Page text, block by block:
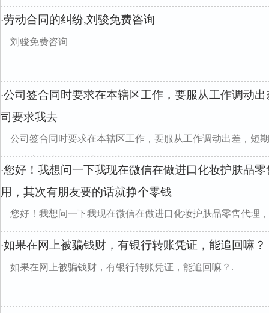
·劳动合同的纠纷,刘骏免费咨询
刘骏免费咨询
·公司签合同时要求在本辖区工作，要服从工作调动
司要求我去
公司签合同时要求在本辖区工作，要服从工作调动出差，短
远的地方上班，我没法去，加50元我油钱都不够，来...
·您好！我想问一下我现在微信在做进口化妆护肤品
用，其次有朋友要的话就挣个零钱
您好！我想问一下我现在微信在做进口化妆护肤品零售代理
友要的话就挣个零钱，一个月也卖不出去几件，一月...
·如果在网上被骗钱财，有银行转账凭证，能追回嘛？
如果在网上被骗钱财，有银行转账凭证，能追回嘛？.